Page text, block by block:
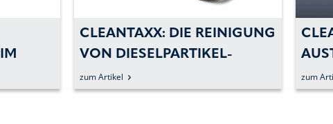
CLEANTAXX: DIE REINIGUNG
VON DIESELPARTIKEL-
FILTERN DEUTLICH
ERLEICHTERN
zum Artikel zum